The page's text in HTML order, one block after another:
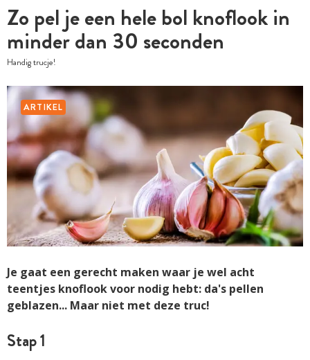
Zo pel je een hele bol knoflook in
minder dan 30 seconden
Handig trucje!
ARTIKEL
Je gaat een gerecht maken waar je wel acht
teentjes knoflook voor nodig hebt: da's pellen
geblazen... Maar niet met deze truc!
Stap 1